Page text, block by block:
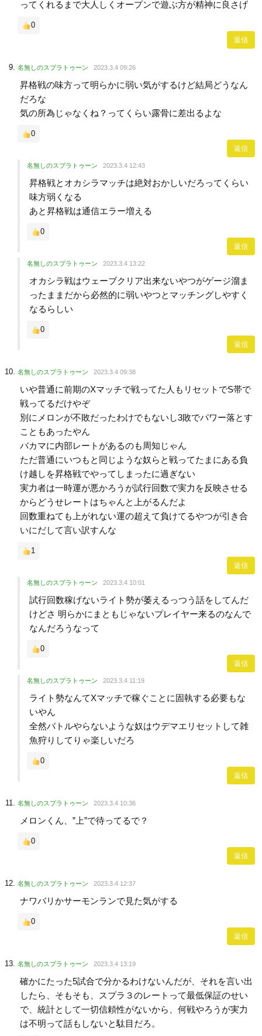
ってくれるまで大人しくオープンで遊ぶ方が精神に良さげ
0
返信
名無しのスプラトゥーン 2023.3.4 09:26
昇格戦の味方って明らかに弱い気がするけど結局どうなん
だろな
気の所為じゃなくね？ってくらい露骨に差出るよな
0
返信
名無しのスプラトゥーン 2023.3.4 12:43
昇格戦とオカシラマッチは絶対おかしいだろってくらい
味方弱くなる
あと昇格戦は通信エラー増える
0
返信
名無しのスプラトゥーン 2023.3.4 13:22
オカシラ戦はウェーブクリア出来ないやつがゲージ溜ま
ったままだから必然的に弱いやつとマッチングしやすく
なるらしい
0
返信
名無しのスプラトゥーン 2023.3.4 09:38
いや普通に前期のXマッチで戦ってた人もリセットでS帯で
戦ってるだけやぞ
別にメロンが不敗だったわけでもないし3敗でパワー落とす
こともあったやん
バカマに内部レートがあるのも周知じゃん
ただ普通にいつもと同じような奴らと戦ってたまにある負
け越しを昇格戦でやってしまったに過ぎない
実力者は一時運が悪かろうが試行回数で実力を反映させる
からどうせレートはちゃんと上がるんだよ
回数重ねても上がれない運の超えて負けてるやつが引き合
いにだして言い訳すんな
1
返信
名無しのスプラトゥーン 2023.3.4 10:01
試行回数稼げないライト勢が萎えるっつう話をしてんだ
けどさ 明らかにまともじゃないプレイヤー来るのなんで
なんだろうなって
0
返信
名無しのスプラトゥーン 2023.3.4 11:19
ライト勢なんてXマッチで稼ぐことに固執する必要もな
いやん
全然バトルやらないような奴はウデマエリセットして雑
魚狩りしてりゃ楽しいだろ
0
返信
名無しのスプラトゥーン 2023.3.4 10:36
メロンくん、”上”で待ってるで？
0
返信
名無しのスプラトゥーン 2023.3.4 12:37
ナワバリかサーモンランで見た気がする
0
返信
名無しのスプラトゥーン 2023.3.4 13:19
確かにたった5試合で分かるわけないんだが、それを言い出
したら、そもそも、スプラ３のレートって最低保証のせい
で、統計として一切信頼性がないから、何戦やろうが実力
は不明って話もしないと駄目だろ。